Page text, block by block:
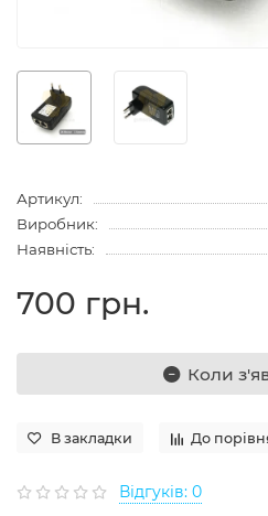
Артикул:
Виробник:
Наявність:
700 грн.
Коли
В закладки До
Відгуків: 0